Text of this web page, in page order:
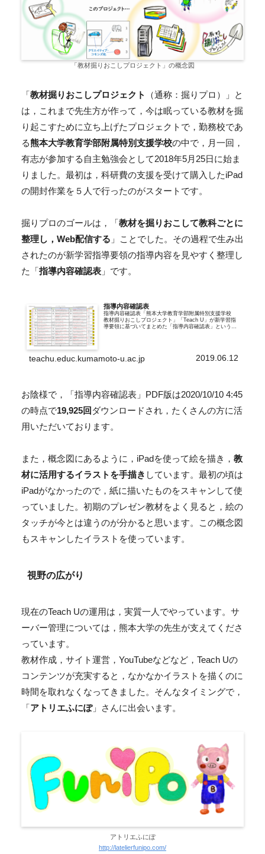
「教材掘りおこしプロジェクト」の概念図
「教材掘りおこしプロジェクト
（通称：掘りプロ）」と
は，これまで先生方が作って，今は眠っている教材を掘
り起こすために立ち上げたプロジェクトで，勤務校であ
る熊本大学教育学部附属特別支援学校の中で，月一回，
有志が参加する自主勉強会として2018年5月25日に始ま
りました。最初は，科研費の支援を受けて購入したiPad
の開封作業を５人で行ったのがスタートです。
掘りプロのゴールは，「教材を掘りおこして教科ごとに
整理し，Web配信する 」ことでした。その過程で生み出
されたのが新学習指導要領の指導内容を見やすく整理し
た「指導内容確認表 」です。
指導内容確認表
指導内容確認表「熊本大学教育学部附属特別支援学校
教材掘りおこしプロジェクト」「Teach U」が新学習指
導要領に基づいてまとめた「指導内容確認表」というも
teachu.educ.kumamoto-u.ac.jp 2019.06.12
お陰様で，「指導内容確認表」PDF版は2020/10/10 4:45
の時点で19,925回 ダウンロードされ，たくさんの方に活
用いただいております。
また，概念図にあるように，iPadを使って絵を描き， 教
材に活用するイラストを手描き しています。最初の頃は
iPadがなかったので，紙に描いたものをスキャンして使
っていました。初期のプレゼン教材をよく見ると，絵の
タッチが今とは違うのが分かると思います。この概念図
もスキャンしたイラストを使っています。
視野の広がり
現在のTeach Uの運用は，実質一人でやっています。サ
ーバー管理については，熊本大学の先生が支えてくださ
っています。
教材作成，サイト運営，YouTubeなどなど，Teach Uの
コンテンツが充実すると，なかなかイラストを描くのに
時間を取れなくなってきました。そんなタイミングで，
「アトリエふにぽ」さんに出会います。
アトリエふにぽ
http://latelierfunipo.com/